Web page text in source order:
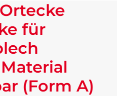
für
(Form A)